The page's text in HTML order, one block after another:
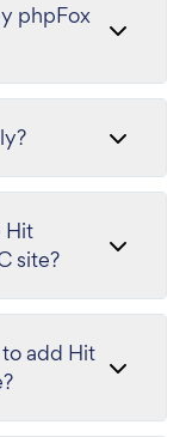
phpFox
Hit
site?
add Hit